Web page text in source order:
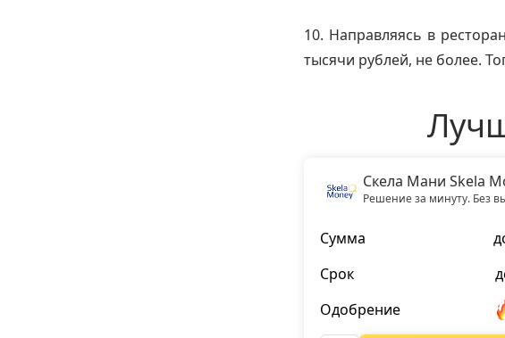
10. Направляясь в
тысячи рублей, не более.
Скела Мани Skela
Решение за минуту. Без
Сумма
Срок
Одобрение